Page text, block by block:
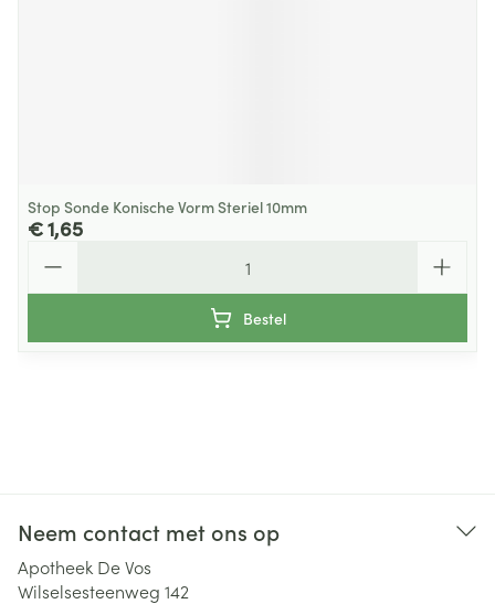
Stop Sonde Konische Vorm Steriel 10mm
€ 1,65
Bestel
Neem contact met ons op
Apotheek De Vos
Wilselsesteenweg 142